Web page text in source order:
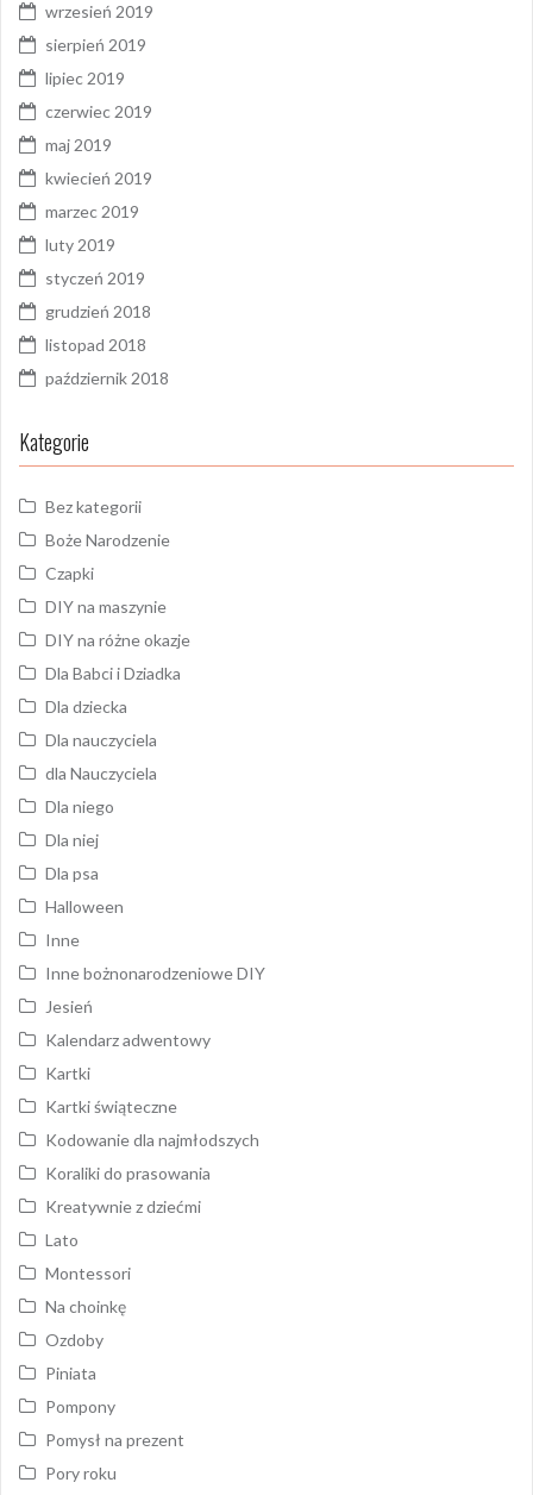
wrzesień 2019
sierpień 2019
lipiec 2019
czerwiec 2019
maj 2019
kwiecień 2019
marzec 2019
luty 2019
styczeń 2019
grudzień 2018
listopad 2018
październik 2018
Kategorie
Bez kategorii
Boże Narodzenie
Czapki
DIY na maszynie
DIY na różne okazje
Dla Babci i Dziadka
Dla dziecka
Dla nauczyciela
dla Nauczyciela
Dla niego
Dla niej
Dla psa
Halloween
Inne
Inne bożnonarodzeniowe DIY
Jesień
Kalendarz adwentowy
Kartki
Kartki świąteczne
Kodowanie dla najmłodszych
Koraliki do prasowania
Kreatywnie z dziećmi
Lato
Montessori
Na choinkę
Ozdoby
Piniata
Pompony
Pomysł na prezent
Pory roku